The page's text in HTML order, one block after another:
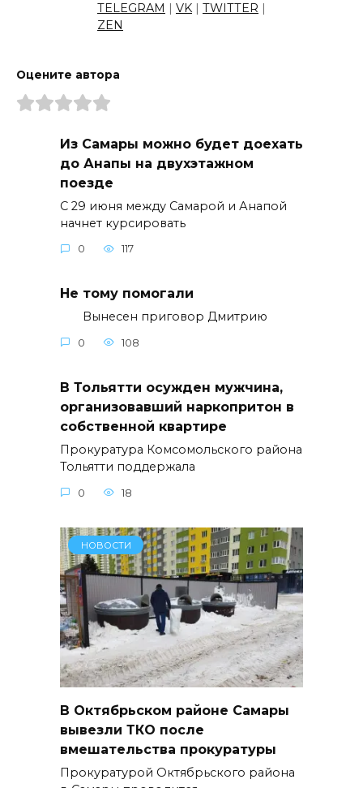
TELEGRAM
VK TWITTER
ZEN
Оцените автора
Из Самары можно будет доехать
до Анапы на двухэтажном
поезде
С 29 июня между Самарой и Анапой
начнет курсировать
0 117
Не тому помогали
Вынесен приговор Дмитрию
0 108
В Тольятти осужден мужчина,
организовавший наркопритон в
собственной квартире
Прокуратура Комсомольского района
Тольятти поддержала
0 18
НОВОСТИ
В Октябрьском районе Самары
вывезли ТКО после
вмешательства прокуратуры
Прокуратурой Октябрьского района